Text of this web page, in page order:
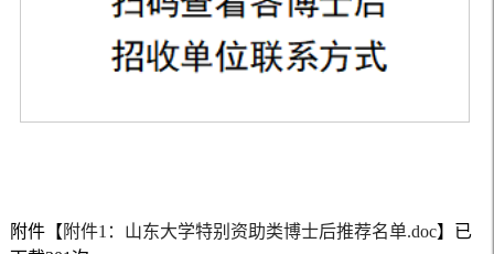
附件【 附件1：山东大学特别资助类博士后推荐名单.doc】已